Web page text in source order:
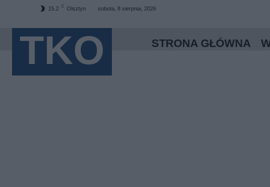
15.2 C Olsztyn sobota, 8 sierpnia, 2026
TKO STRONA GŁÓWNA